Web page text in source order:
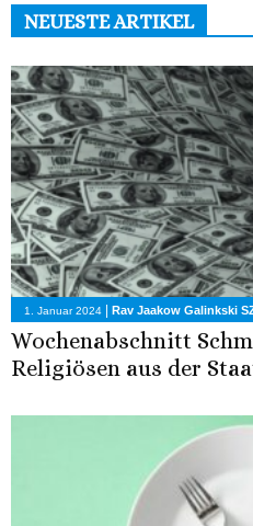
NEUESTE ARTIKEL
1. Januar 2024 Rav Jaakow Galinkski
Wochenabschnitt
Religiösen aus der